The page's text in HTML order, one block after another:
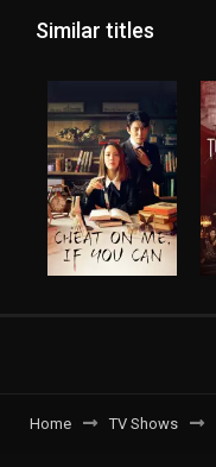
Similar titles
Home TV Shows